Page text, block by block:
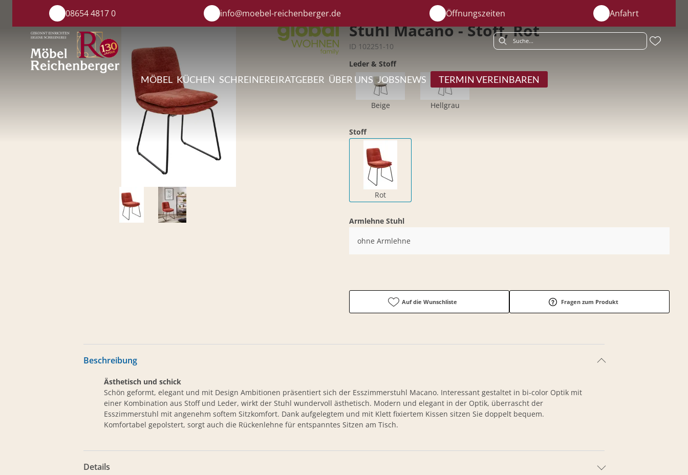
08654 4817 0 info@moebel-reichenberger.de Öffnungszeiten Anfahrt
MÖBEL KÜCHEN SCHREINEREIRATGEBER ÜBER UNS JOBSNEWS TERMIN VEREINBAREN
Stuhl Macano - Stoff, Rot
ID 102251-10
Leder & Stoff
Beige Hellgrau
Stoff
Rot
Armlehne Stuhl
ohne Armlehne
Auf die Wunschliste Fragen zum Produkt
Beschreibung
Ästhetisch und schick
Schön geformt, elegant und mit Design Ambitionen präsentiert sich der Esszimmerstuhl Macano. Interessant gestaltet in bi-color Optik mit
einer Kombination aus Stoff und Leder, wirkt der Stuhl wundervoll ästhetisch. Modern und elegant in der Optik, überrascht der
Esszimmerstuhl mit angenehm softem Sitzkomfort. Dank aufgelegtem und mit Klett fixiertem Kissen sitzen Sie doppelt bequem.
Komfortabel gepolstert, sorgt auch die Rückenlehne für entspanntes Sitzen am Tisch.
Details